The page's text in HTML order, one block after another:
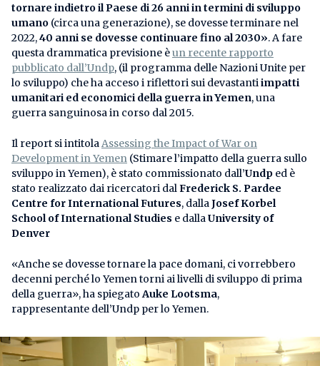
tornare indietro il Paese di 26 anni in termini di sviluppo
umano (circa una generazione), se dovesse terminare nel
2022,40 anni se dovesse continuare fino al 2030». A fare
questa drammatica previsione èun recente rapporto
pubblicato dall’Undp, (il programma delle Nazioni Unite per
lo sviluppo) che ha acceso i riflettori sui devastantiimpatti
umanitari ed economici della guerra in Yemen, una
guerra sanguinosa in corso dal 2015.
Il report si intitolaAssessing the Impact of War on
Development in Yemen (Stimare l’impatto della guerra sullo
sviluppo in Yemen), è stato commissionato dall’Undp ed è
stato realizzato dai ricercatori dalFrederick S. Pardee
Centre for International Futures, dallaJosef Korbel
School of International Studies e dallaUniversity of
Denver
«Anche se dovesse tornare la pace domani, ci vorrebbero
decenni perché lo Yemen torni ai livelli di sviluppo di prima
della guerra», ha spiegatoAuke Lootsma,
rappresentante dell’Undp per lo Yemen.